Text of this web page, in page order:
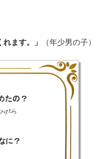
ます。」 （年少男の子）